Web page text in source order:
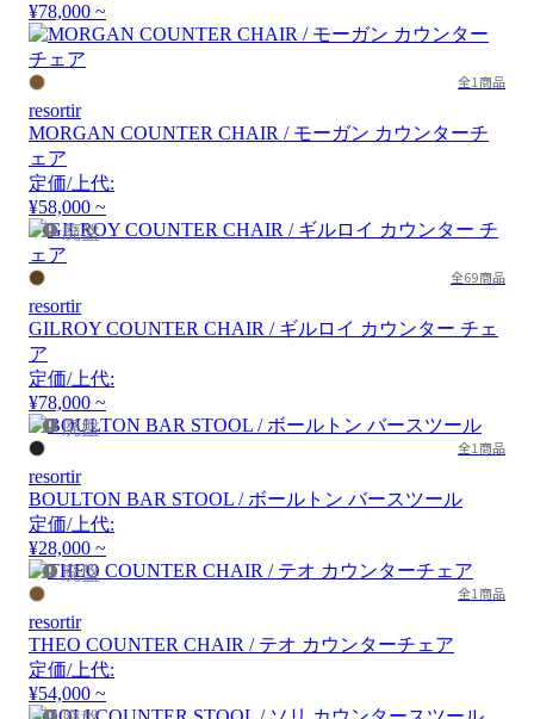
¥78,000 ~
全1商品
resortir
MORGAN COUNTER CHAIR / モーガン カウンターチ
ェア
定価/上代:
¥58,000 ~
廃盤
全69商品
resortir
GILROY COUNTER CHAIR / ギルロイ カウンター チェ
ア
定価/上代:
¥78,000 ~
廃盤
全1商品
resortir
BOULTON BAR STOOL / ボールトン バースツール
定価/上代:
¥28,000 ~
廃盤
全1商品
resortir
THEO COUNTER CHAIR / テオ カウンターチェア
定価/上代:
¥54,000 ~